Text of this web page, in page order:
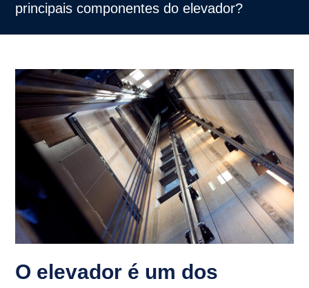
principais componentes do elevador?
O elevador é um dos